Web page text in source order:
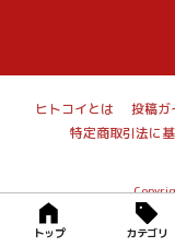
トップ カテゴリ
ヒトコイとは 投稿ガ
特定商取引法に